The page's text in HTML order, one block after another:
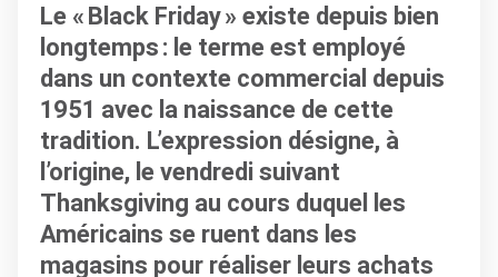
Le « Black Friday » existe depuis bien
longtemps : le terme est employé
dans un contexte commercial depuis
1951 avec la naissance de cette
tradition. L’expression désigne, à
l’origine, le vendredi suivant
Thanksgiving au cours duquel les
Américains se ruent dans les
magasins pour réaliser leurs achats